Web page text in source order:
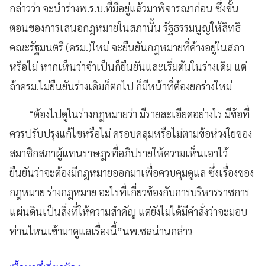
กล่าวว่า จะนำร่างพ.ร.บ.ที่มีอยู่แล้วมาพิจารณาก่อน ซึ่งขั้น
ตอนของการเสนอกฎหมายในสภานั้น รัฐธรรมนูญให้สิทธิ
คณะรัฐมนตรี (ครม.)ใหม่ จะยืนยันกฎหมายที่ค้างอยู่ในสภา
หรือไม่ หากเห็นว่าจำเป็นก็ยืนยันและเริ่มต้นในร่างเดิม แต่
ถ้าครม.ไม่ยืนยันร่างเดิมก็ตกไป ก็มีหน้าที่ต้องยกร่างใหม่
“ต้องไปดูในร่างกฎหมายว่า มีรายละเอียดอย่างไร มีข้อที่
ควรปรับปรุงแก้ไขหรือไม่ ครอบคลุมหรือไม่ตามข้อห่วงใยของ
สมาชิกสภาผู้แทนราษฎรที่อภิปรายให้ความเห็นเอาไว้
ยืนยันว่าจะต้องมีกฎหมายออกมาเพื่อควบคุมดูแล ซึ่งเรื่องของ
กฎหมาย ร่างกฎหมาย อะไรที่เกี่ยวข้องกับการบริหารราชการ
แผ่นดินเป็นสิ่งที่ให้ความสำคัญ แต่ยังไม่ได้มีคำสั่งว่าจะมอบ
ท่านไหนเข้ามาดูแลเรื่องนี้”นพ.ชลน่านกล่าว